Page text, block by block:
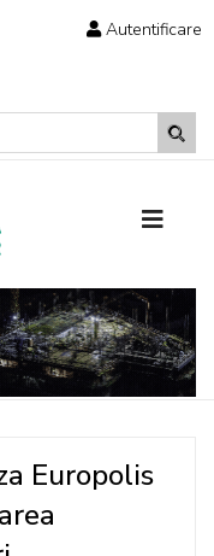
Autentificare
Europolis